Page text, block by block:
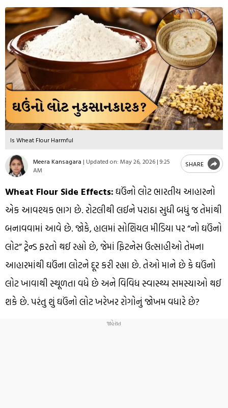
Is Wheat Flour Harmful
Meera Kansagara | Updated on: May 26, 2026 | 9:25
AM
SHARE
Wheat Flour Side Effects:ઘઉંનો લોટ ભારતીય આહારનો
એક આવશ્યક ભાગ છે. રોટલીથી લઈને પરાઠા સુધી બધું જ તેમાંથી
બનાવવામાં આવે છે. જોકે, હાલમાં સોશિયલ મીડિયા પર “નો ઘઉંનો
લોટ” ટ્રેન્ડ ફરતો થઈ રહ્યો છે, જેમાં ફિટનેસ ઉત્સાહીઓ તેમના
આહારમાંથી ઘઉંના લોટને દૂર કરી રહ્યા છે. તેઓ માને છે કે ઘઉંનો
લોટ ખાવાથી સ્થૂળતા વધે છે અને વિવિધ સ્વાસ્થ્ય સમસ્યાઓ થઈ
શકે છે. પરંતુ શું ઘઉંનો લોટ ખરેખર રોગોનું જોખમ વધારે છે?